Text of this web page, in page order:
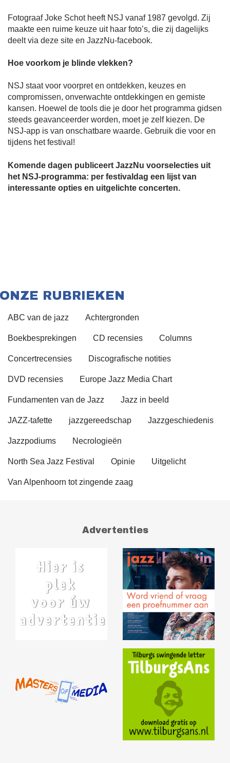
Fotograaf Joke Schot heeft NSJ vanaf 1987 gevolgd. Zij
maakte een ruime keuze uit haar foto’s, die zij dagelijks
deelt via deze site en JazzNu-facebook.
Hoe voorkom je blinde vlekken?
NSJ staat voor voorpret en ontdekken, keuzes en
compromissen, onverwachte ontdekkingen en gemiste
kansen. Hoewel de tools die je door het programma gidsen
steeds geavanceerder worden, moet je zelf kiezen. De
NSJ-app is van onschatbare waarde. Gebruik die voor en
tijdens het festival!
Komende dagen publiceert JazzNu voorselecties uit
het NSJ-programma: per festivaldag een lijst van
interessante opties en uitgelichte concerten.
ONZE RUBRIEKEN
ABC van de jazz Achtergronden
Boekbesprekingen CD recensies Columns
Concertrecensies Discografische notities
DVD recensies Europe Jazz Media Chart
Fundamenten van de Jazz Jazz in beeld
JAZZ-tafette jazzgereedschap Jazzgeschiedenis
Jazzpodiums Necrologieën
North Sea Jazz Festival Opinie Uitgelicht
Van Alpenhoorn tot zingende zaag
Advertenties